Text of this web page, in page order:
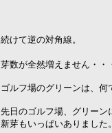
続けて逆の対角線。
芽数が全然増えません・・
ゴルフ場のグリーンは、何
先日のゴルフ場、グリーン
新芽もいっぱいありました。